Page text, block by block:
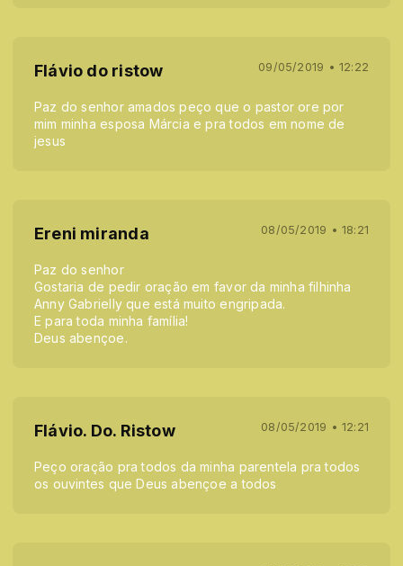
Flávio do ristow 09/05/2019 • 12:22
Paz do senhor amados peço que o pastor ore por
mim minha esposa Márcia e pra todos em nome de
jesus
Ereni miranda 08/05/2019 • 18:21
Paz do senhor
Gostaria de pedir oração em favor da minha filhinha
Anny Gabrielly que está muito engripada.
E para toda minha família!
Deus abençoe.
Flávio. Do. Ristow 08/05/2019 • 12:21
Peço oração pra todos da minha parentela pra todos
os ouvintes que Deus abençoe a todos